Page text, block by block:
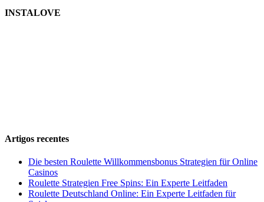
INSTALOVE
Artigos recentes
Die besten Roulette Willkommensbonus Strategien für Online
Casinos
Roulette Strategien Free Spins: Ein Experte Leitfaden
Roulette Deutschland Online: Ein Experte Leitfaden für